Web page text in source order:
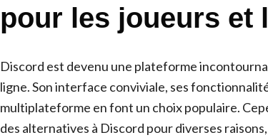
pour les joueurs et
Discord est devenu une plateforme
ligne. Son interface conviviale, ses
multiplateforme en font un choix populaire.
des alternatives à Discord pour diverses